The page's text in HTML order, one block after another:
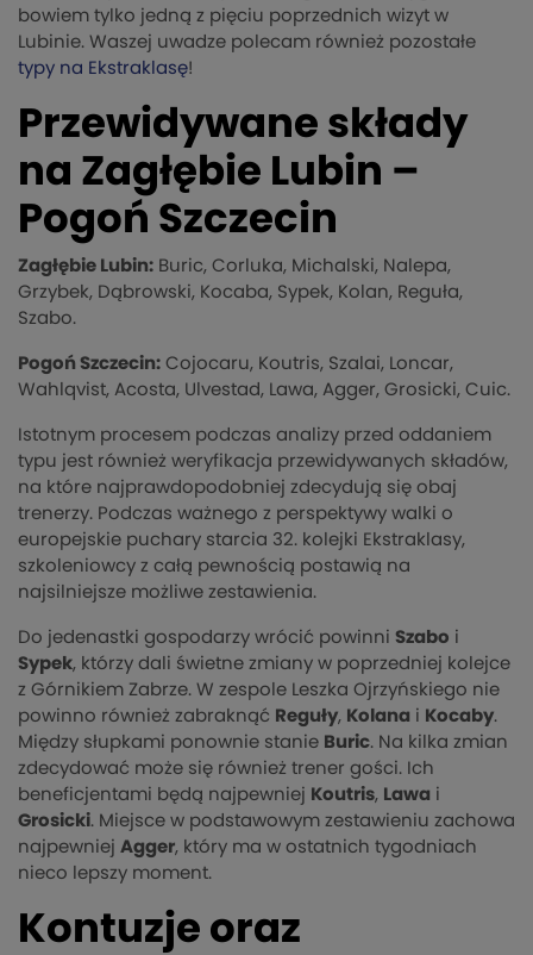
bowiem tylko jedną z pięciu poprzednich wizyt w
Lubinie. Waszej uwadze polecam również pozostałe
typy na Ekstraklasę!
Przewidywane składy
na Zagłębie Lubin –
Pogoń Szczecin
Zagłębie Lubin: Buric, Corluka, Michalski, Nalepa,
Grzybek, Dąbrowski, Kocaba, Sypek, Kolan, Reguła,
Szabo.
Pogoń Szczecin: Cojocaru, Koutris, Szalai, Loncar,
Wahlqvist, Acosta, Ulvestad, Lawa, Agger, Grosicki, Cuic.
Istotnym procesem podczas analizy przed oddaniem
typu jest również weryfikacja przewidywanych składów,
na które najprawdopodobniej zdecydują się obaj
trenerzy. Podczas ważnego z perspektywy walki o
europejskie puchary starcia 32. kolejki Ekstraklasy,
szkoleniowcy z całą pewnością postawią na
najsilniejsze możliwe zestawienia.
Do jedenastki gospodarzy wrócić powinni Szabo i
Sypek, którzy dali świetne zmiany w poprzedniej kolejce
z Górnikiem Zabrze. W zespole Leszka Ojrzyńskiego nie
powinno również zabraknąć Reguły, Kolana i Kocaby.
Między słupkami ponownie stanie Buric. Na kilka zmian
zdecydować może się również trener gości. Ich
beneficjentami będą najpewniej Koutris, Lawa i
Grosicki. Miejsce w podstawowym zestawieniu zachowa
najpewniej Agger, który ma w ostatnich tygodniach
nieco lepszy moment.
Kontuzje oraz